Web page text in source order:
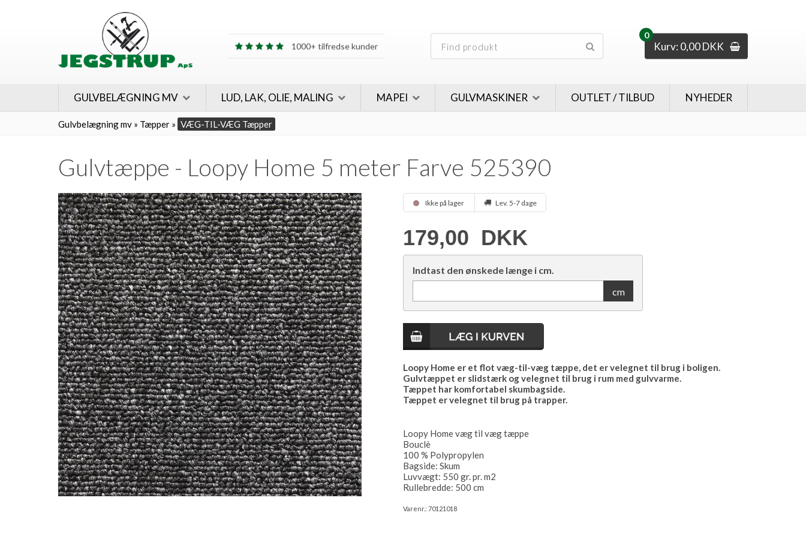
0
Kurv: 0,00 DKK
1000+ tilfredse kunder
1000+ tilfredse kunder
GULVBELÆGNING MV LUD, LAK, OLIE, MALING MAPEI GULVMASKINER OUTLET / TILBUD NYHEDER
Gulvbelægning mv » Tæpper » VÆG-TIL-VÆG Tæpper
Gulvtæppe - Loopy Home 5 meter Farve 525390
Ikke på lager Lev. 5-7 dage
179,00 DKK
Indtast den ønskede længe i cm.
cm
Loopy Home er et flot væg-til-væg tæppe, det er velegnet til brug i boligen.
Gulvtæppet er slidstærk og velegnet til brug i rum med gulvvarme.
Tæppet har komfortabel skumbagside.
Tæppet er velegnet til brug på trapper.
Loopy Home væg til væg tæppe
Bouclè
100 % Polypropylen
Bagside: Skum
Luvvægt: 550 gr. pr. m2
Rullebredde: 500 cm
Varenr.: 70121018